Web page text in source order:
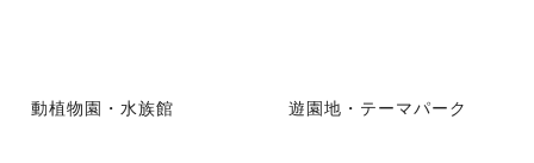
動植物園・水族館 遊園地・テーマパーク